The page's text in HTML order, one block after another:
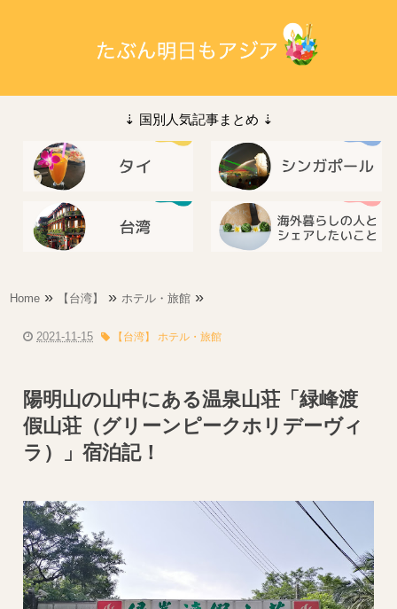
⇣ 国別人気記事まとめ ⇣
Home » 【台湾】 » ホテル・旅館 »
2021-11-15 【台湾】 ホテル・旅館
陽明山の山中にある温泉山荘「緑峰渡
假山荘（グリーンピークホリデーヴィ
ラ）」宿泊記！